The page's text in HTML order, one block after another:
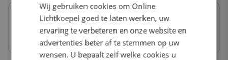
Hagelbestendig
Polycarbonaat is 250x sterker dan glas
Wij gebruiken cookies om Online
Lichtkoepel goed te laten werken, uw
ervaring te verbeteren en onze website en
advertenties beter af te stemmen op uw
wensen. U bepaalt zelf welke cookies u